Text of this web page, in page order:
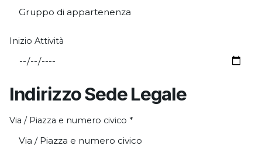
Inizio Attività
Indirizzo Sede Legale
Via / Piazza e numero civico *